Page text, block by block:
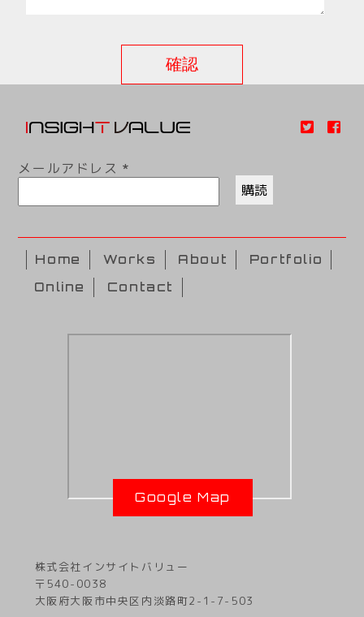
メールアドレス*
Home Works About
Portfolio
Online
Contact
Google Map
株式会社インサイトバリュー
〒540-0038
大阪府大阪市中央区内淡路町2-1-7-503